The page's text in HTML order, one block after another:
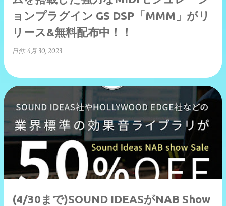
ョンプラグイン GS DSP「MMM」がリ
リース&無料配布中！！
日付: 4月 30, 2023
(4/30まで)SOUND IDEASがNAB Show